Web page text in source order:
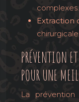
complexes.
Extraction
PRÉVENTION
POUR UNE
La